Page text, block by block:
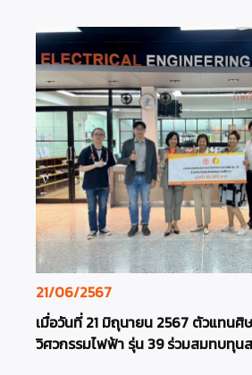
21/06/2567
เมื่อวันที่ 21 มิถุนายน 2567 ตัวแทนศิ
วิศวกรรมไฟฟ้า รุ่น 39 ร่วมสมทบทุน